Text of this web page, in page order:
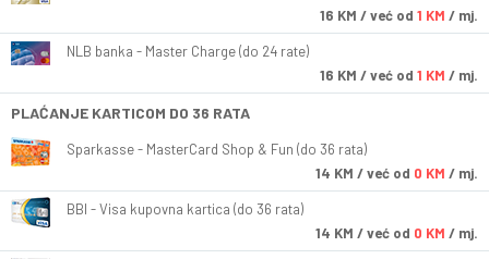
16 KM / već od 1 KM / mj.
NLB banka - Master Charge (do 24 rate)
16 KM / već od 1 KM / mj.
PLAĆANJE KARTICOM DO 36 RATA
Sparkasse - MasterCard Shop & Fun (do 36 rata)
14 KM / već od 0 KM / mj.
BBI - Visa kupovna kartica (do 36 rata)
14 KM / već od 0 KM / mj.